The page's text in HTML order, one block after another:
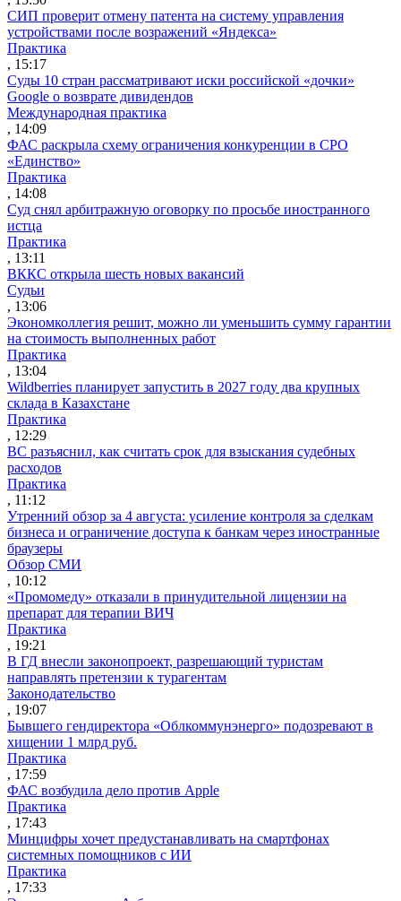
СИП проверит отмену патента на систему управления
устройствами после возражений «Яндекса»
Практика
, 15:17
Суды 10 стран рассматривают иски российской «дочки»
Google о возврате дивидендов
Международная практика
, 14:09
ФАС раскрыла схему ограничения конкуренции в СРО
«Единство»
Практика
, 14:08
Суд снял арбитражную оговорку по просьбе иностранного
истца
Практика
, 13:11
ВККС открыла шесть новых вакансий
Судьи
, 13:06
Экономколлегия решит, можно ли уменьшить сумму гарантии
на стоимость выполненных работ
Практика
, 13:04
Wildberries планирует запустить в 2027 году два крупных
склада в Казахстане
Практика
, 12:29
ВС разъяснил, как считать срок для взыскания судебных
расходов
Практика
, 11:12
Утренний обзор за 4 августа: усиление контроля за сделкам
бизнеса и ограничение доступа к банкам через иностранные
браузеры
Обзор СМИ
, 10:12
«Промомеду» отказали в принудительной лицензии на
препарат для терапии ВИЧ
Практика
, 19:21
В ГД внесли законопроект, разрешающий туристам
направлять претензии к турагентам
Законодательство
, 19:07
Бывшего гендиректора «Облкоммунэнерго» подозревают в
хищении 1 млрд руб.
Практика
, 17:59
ФАС возбудила дело против Apple
Практика
, 17:43
Минцифры хочет предустанавливать на смартфонах
системных помощников с ИИ
Практика
, 17:33